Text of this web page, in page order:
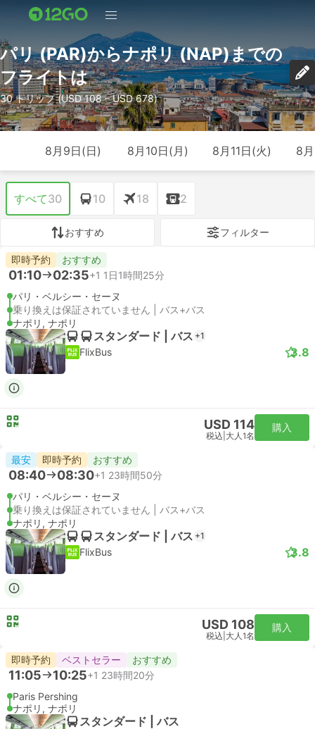
パリ (PAR)からナポリ (NAP)までの
フライトは
30 トリップ (USD 108 – USD 678)
8月9日(日) 8月10日(月) 8月11日(火) 8
すべて30 10 18 2
おすすめ フィルター
即時予約 おすすめ
01:10 02:35+1 1日1時間25分
パリ・ベルシー・セーヌ
乗り換えは保証されていません | バス+バス
ナポリ, ナポリ
スタンダード | バス +1
FlixBus 3.8
USD 114
税込 大人1名
購入
最安 即時予約 おすすめ
08:40 08:30+1 23時間50分
パリ・ベルシー・セーヌ
乗り換えは保証されていません | バス+バス
ナポリ, ナポリ
スタンダード | バス +1
FlixBus 3.8
USD 108
税込 大人1名
購入
即時予約 ベストセラー おすすめ
11:05 10:25+1 23時間20分
Paris Pershing
ナポリ, ナポリ
スタンダード | バス